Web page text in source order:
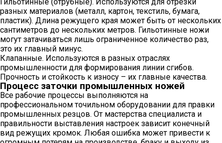
разных материалов (металл, картон, текстиль, бумага,
пластик). Длина режущего края может быть от нескольких
сантиметров до нескольких метров. Гильотинные ножи
могут затачиваться лишь ограниченное количество раз,
это их главный минус.
Клапанные. Используются в разных отраслях
промышленности для формирования линии сгибов.
Прочность и стойкость к износу – их главные качества.
Процесс заточки промышленных ножей
Все рабочие процессы выполняются на
профессиональном точильном оборудовании для правки
промышленных резцов. От мастерства специалиста и
правильности выставления настроек зависит конечный
вид режущих кромок. Любая ошибка может привести к